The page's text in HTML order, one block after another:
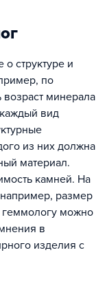
структуре и
по
минерала
каждый вид
из них должна
материал.
камней. На
размер
геммологу можно
в
изделия с